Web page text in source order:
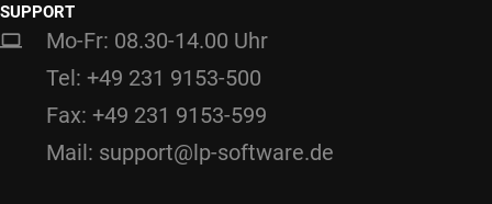
SUPPORT
Mo-Fr: 08.30-14.00 Uhr
Tel: +49 231 9153-500
Fax: +49 231 9153-599
Mail: support@lp-software.de